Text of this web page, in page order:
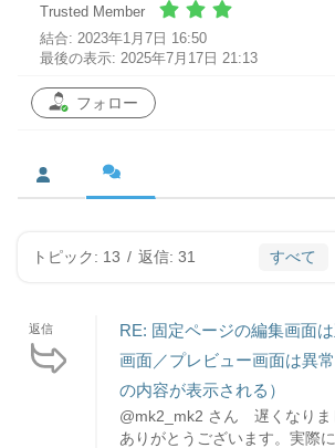
Trusted Member
結合: 2023年1月7日 16:50
最後の表示: 2025年7月17日 21:13
フォロー
トピック: 13 / 返信: 31 すべて
返信
RE: 固定ページの編集画面
画面／プレビュー画面は異
の内容が表示される）
@mk2_mk2 さん 遅くなりま
ありがとうございます。実際